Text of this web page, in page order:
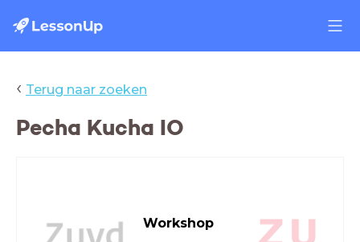
‹ Terug naar zoeken
Pecha Kucha IO
Workshop